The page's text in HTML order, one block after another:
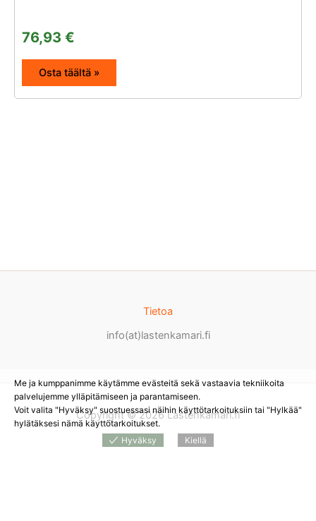
76,93 €
Osta täältä »
Tietoa
info(at)lastenkamari.fi
Copyright © 2026 Lastenkamari.fi
Me ja kumppanimme käytämme evästeitä sekä vastaavia tekniikoita
palvelujemme ylläpitämiseen ja parantamiseen.
Voit valita "Hyväksy" suostuessasi näihin käyttötarkoituksiin tai "Hylkää"
hylätäksesi nämä käyttötarkoitukset.
Hyväksy
Kiellä